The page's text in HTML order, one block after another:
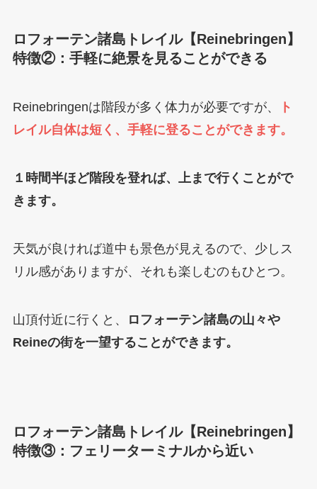
ロフォーテン諸島トレイル【Reinebringen】
特徴②：手軽に絶景を見ることができる
Reinebringenは階段が多く体力が必要ですが、
ト
レイル自体は短く、手軽に登ることができます。
１時間半ほど階段を登れば、上まで行くことがで
きます。
天気が良ければ道中も景色が見えるので、少しス
リル感がありますが、それも楽しむのもひとつ。
山頂付近に行くと、
ロフォーテン諸島の山々や
Reineの街を一望することができます。
ロフォーテン諸島トレイル【Reinebringen】
特徴③：フェリーターミナルから近い